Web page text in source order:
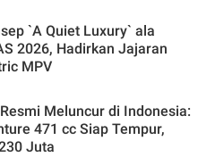
`A Quiet Luxury` ala
2026, Hadirkan Jajaran
MPV
Meluncur di Indonesia:
471 cc Siap Tempur,
Juta